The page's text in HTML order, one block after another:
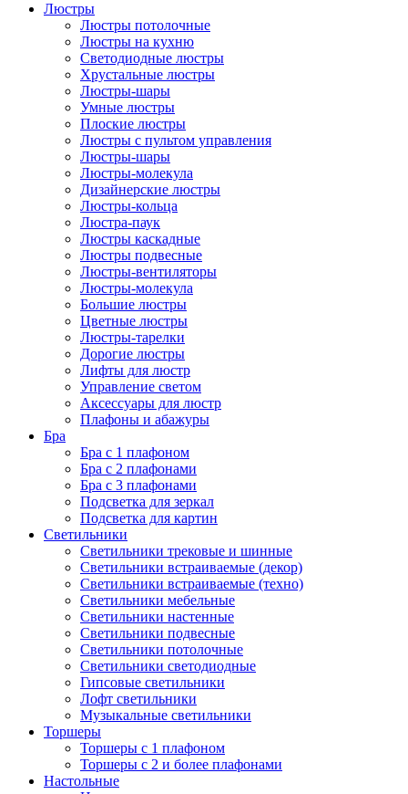
Люстры
Люстры потолочные
Люстры на кухню
Светодиодные люстры
Хрустальные люстры
Люстры-шары
Умные люстры
Плоские люстры
Люстры с пультом управления
Люстры-шары
Люстры-молекула
Дизайнерские люстры
Люстры-кольца
Люстра-паук
Люстры каскадные
Люстры подвесные
Люстры-вентиляторы
Люстры-молекула
Большие люстры
Цветные люстры
Люстры-тарелки
Дорогие люстры
Лифты для люстр
Управление светом
Аксессуары для люстр
Плафоны и абажуры
Бра
Бра с 1 плафоном
Бра с 2 плафонами
Бра с 3 плафонами
Подсветка для зеркал
Подсветка для картин
Светильники
Светильники трековые и шинные
Светильники встраиваемые (декор)
Светильники встраиваемые (техно)
Светильники мебельные
Светильники настенные
Светильники подвесные
Светильники потолочные
Светильники светодиодные
Гипсовые светильники
Лофт светильники
Музыкальные светильники
Торшеры
Торшеры с 1 плафоном
Торшеры с 2 и более плафонами
Настольные